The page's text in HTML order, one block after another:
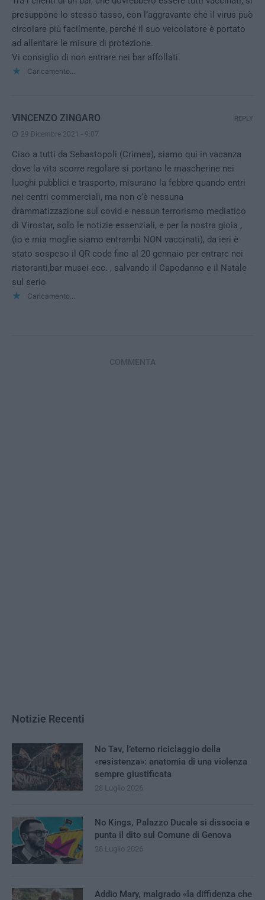
presuppone lo stesso tasso, con l’aggravante che il virus può
circolare più facilmente, perché il suo veicolatore è portato
ad allentare le misure di protezione.
Vi consiglio di non entrare nei bar affollati.
Caricamento...
VINCENZO ZINGARO
29 Dicembre 2021 - 9:07
Ciao a tutti da Sebastopoli (Crimea), siamo qui in vacanza
dove la vita scorre regolare si portano le mascherine nei
luoghi pubblici e trasporto, misurano la febbre quando entri
nei centri commerciali, ma non c’è nessuna
drammatizzazione sul covid e nessun terrorismo mediatico
di Virostar, solo le notizie essenziali, e per la nostra gioia ,
(io e mia moglie siamo entrambi NON vaccinati), da ieri è
stato sospeso il QR code fino al 20 gennaio per entrare nei
ristoranti,bar musei ecc. , salvando il Capodanno e il Natale
sul serio
Caricamento...
REPLY
COMMENTA
Notizie Recenti
No Tav, l’eterno riciclaggio della
«resistenza»: anatomia di una violenza
sempre giustificata
28 Luglio 2026
No Kings, Palazzo Ducale si dissocia e
punta il dito sul Comune di Genova
28 Luglio 2026
Addio Mary, malgrado «la diffidenza che